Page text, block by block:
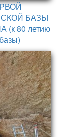
БАЗЫ
80 летию